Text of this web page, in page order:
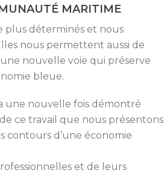
MARITIME
plus déterminés et nous
nous permettent aussi de
nouvelle voie qui préserve
bleue.
une nouvelle fois démontré
ce travail que nous présentons
contours d’une économie
et de leurs